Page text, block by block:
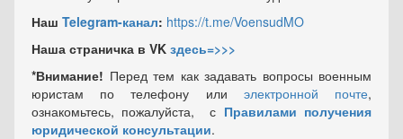
Наш Telegram-канал: https://t.me/VoensudMO
Наша страничка в VK здесь=>>>
*Внимание! Перед тем как задавать вопросы военным
юристам по телефону или электронной почте,
ознакомьтесь, пожалуйста, с Правилами получения
юридической консультации.